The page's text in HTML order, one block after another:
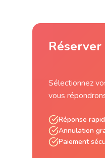
Réserver
Sélectionnez
vous
Réponse
Annulation
Paiement